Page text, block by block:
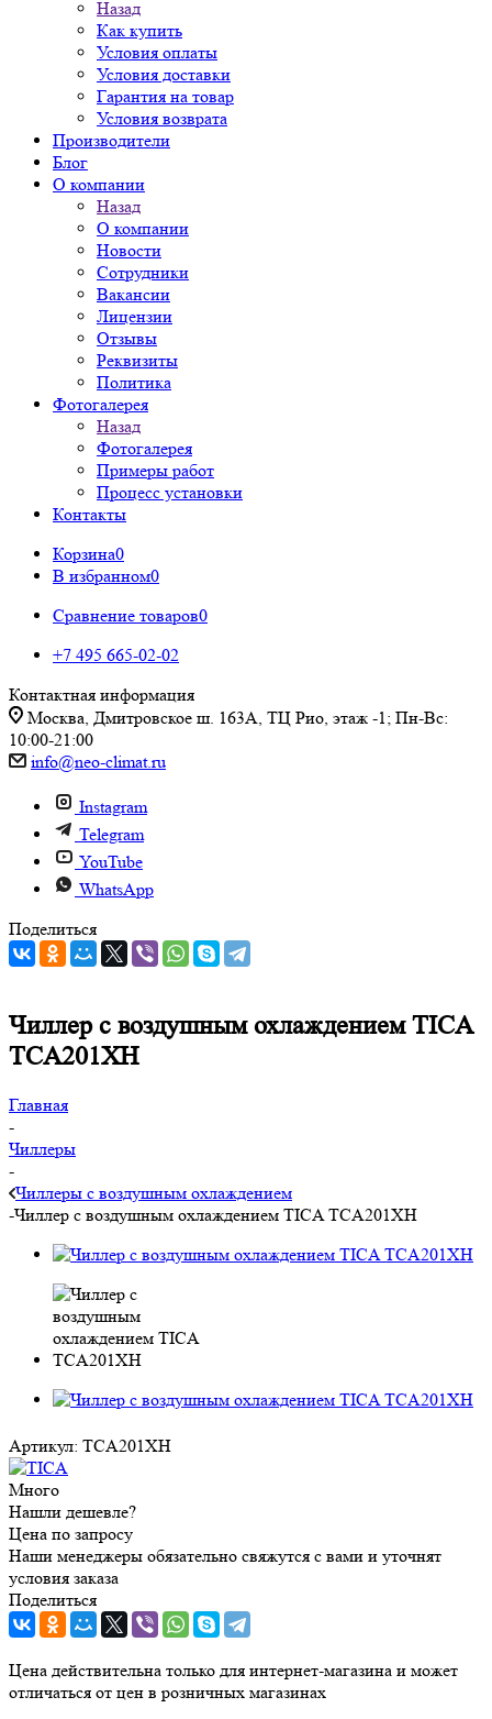
Назад
Как купить
Условия оплаты
Условия доставки
Гарантия на товар
Условия возврата
Производители
Блог
О компании
Назад
О компании
Новости
Сотрудники
Вакансии
Лицензии
Отзывы
Реквизиты
Политика
Фотогалерея
Назад
Фотогалерея
Примеры работ
Процесс установки
Контакты
Корзина0
В избранном0
Сравнение товаров0
+7 495 665-02-02
Контактная информация
Москва, Дмитровское ш. 163А, ТЦ Рио, этаж -1; Пн-Вс:
10:00-21:00
info@neo-climat.ru
Instagram
Telegram
YouTube
WhatsApp
Поделиться
Чиллер с воздушным охлаждением TICA
TCA201XH
Главная
-
Чиллеры
-
Чиллеры с воздушным охлаждением
-Чиллер с воздушным охлаждением TICA TCA201XH
Артикул: TCA201XH
Много
Нашли дешевле?
Цена по запросу
Наши менеджеры обязательно свяжутся с вами и уточнят
условия заказа
Поделиться
Цена действительна только для интернет-магазина и может
отличаться от цен в розничных магазинах